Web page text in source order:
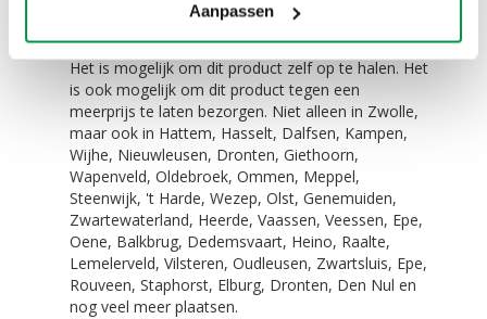
Aanpassen
Zelf ophalen / bezorgen:
Het is mogelijk om dit product zelf op te halen. Het
is ook mogelijk om dit product tegen een
meerprijs te laten bezorgen. Niet alleen in Zwolle,
maar ook in Hattem, Hasselt, Dalfsen, Kampen,
Wijhe, Nieuwleusen, Dronten, Giethoorn,
Wapenveld, Oldebroek, Ommen, Meppel,
Steenwijk, 't Harde, Wezep, Olst, Genemuiden,
Zwartewaterland, Heerde, Vaassen, Veessen, Epe,
Oene, Balkbrug, Dedemsvaart, Heino, Raalte,
Lemelerveld, Vilsteren, Oudleusen, Zwartsluis, Epe,
Rouveen, Staphorst, Elburg, Dronten, Den Nul en
nog veel meer plaatsen.